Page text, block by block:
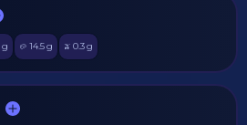
g 🥔 14.5g 🫒 0.3g